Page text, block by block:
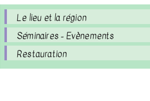
Le lieu et la région
Séminaires - Evènements
Restauration